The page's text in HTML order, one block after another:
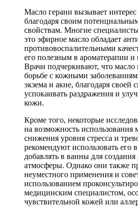
Масло герани вызывает интерес
благодаря своим
свойствам. Многие
это эфирное масло обладает
противовоспалительными
его полезным в ароматерапии и
Врачи подчеркивают, что
борьбе с кожными
экзема и акне, благодаря своей
успокаивать раздражения и
кожи.
Кроме того, некоторые
на возможность использования
снижения уровня стресса и
рекомендуют использовать его
добавлять в ванны для
атмосферы. Однако они также
неуместного применения и
использованием
медицинским специалистом,
чувствительной кожей или